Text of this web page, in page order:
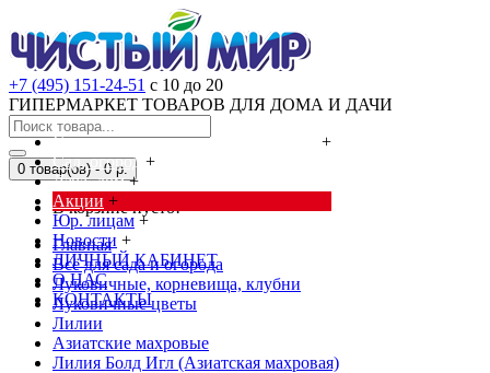
+7 (495) 151-24-51 с 10 до 20
ГИПЕРМАРКЕТ ТОВАРОВ ДЛЯ ДОМА И ДАЧИ
Cредства от насекомых и грызунов
+
Сад, огород +
Дача, дом +
Акции +
Юр. лицам +
Новости +
ЛИЧНЫЙ КАБИНЕТ
О НАС
КОНТАКТЫ
0 товар(ов) - 0 р.
В корзине пусто!
Главная
Всё для сада и огорода
Луковичные, корневища, клубни
Луковичные цветы
Лилии
Азиатские махровые
Лилия Болд Игл (Азиатская махровая)